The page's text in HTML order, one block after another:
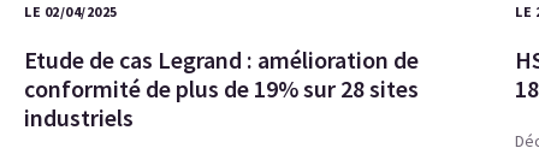
LE 02/04/2025
Etude de cas Legrand : amélioration de
conformité de plus de 19% sur 28 sites
industriels
LE